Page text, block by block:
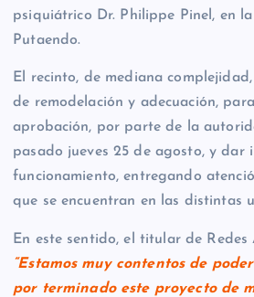
psiquiátrico Dr. Philippe Pinel, en
Putaendo.
El recinto, de mediana
de remodelación y adecuación,
aprobación, por parte de la
pasado jueves 25 de agosto, y dar
funcionamiento, entregando
que se encuentran en las distintas
En este sentido, el titular de Redes
“Estamos muy contentos de
por terminado este proyecto de